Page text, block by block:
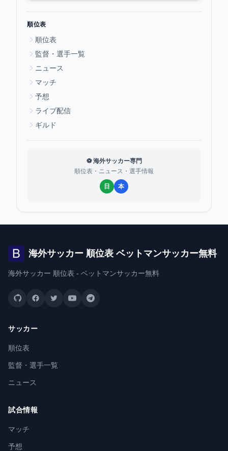
順位表
順位表
監督・選手一覧
ニュース
マッチ
予想
ライブ配信
ギルド
⚽ 海外サッカー専門
順位表・ニュース・選手情報
日 本
海外サッカー 順位表 ベットマンサッカー無料
海外サッカー 順位表 - ベットマンサッカー無料
サッカー
順位表
監督・選手一覧
ニュース
試合情報
マッチ
予想